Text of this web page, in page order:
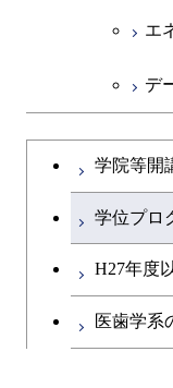
エ
デ
学院等開
学位プロ
H27年度
医歯学系